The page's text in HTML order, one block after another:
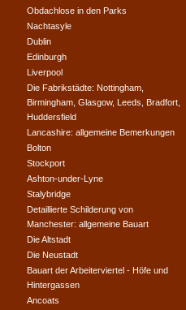
Obdachlose in den Parks
Nachtasyle
Dublin
Edinburgh
Liverpool
Die Fabrikstädte: Nottingham,
Birmingham, Glasgow, Leeds, Bradfort,
Huddersfield
Lancashire: allgemeine Bemerkungen
Bolton
Stockport
Ashton-under-Lyne
Stalybridge
Detaillierte Schilderung von
Manchester: allgemeine Bauart
Die Altstadt
Die Neustadt
Bauart der Arbeiterviertel - Höfe und
Hintergassen
Ancoats